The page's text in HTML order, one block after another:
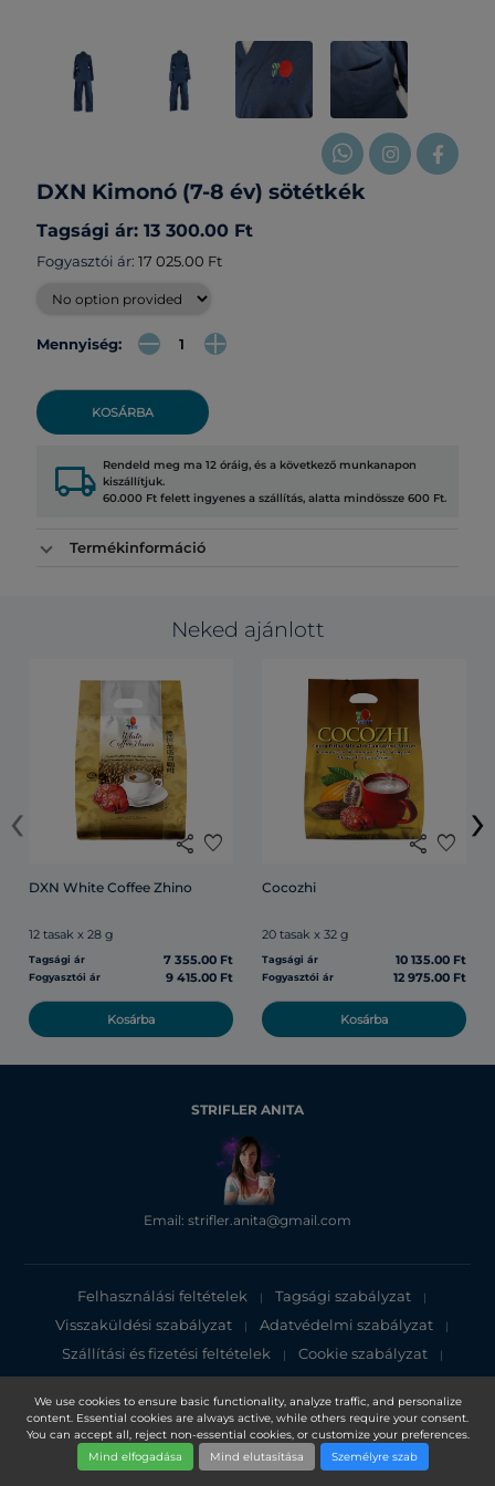
We use cookies to ensure basic functionality, analyze traffic, and personalize
content. Essential cookies are always active, while others require your consent.
You can accept all, reject non-essential cookies, or customize your preferences.
Mind elfogadása
Mind elutasítása Személyre szab
DXN Kimonó (7-8 év) sötétkék
Tagsági ár: 13 300.00 Ft
Fogyasztói ár: 17 025.00 Ft
Mennyiség:
KOSÁRBA
local_shipping Rendeld meg ma 12 óráig, és a következő munkanapon
kiszállítjuk.
60.000 Ft felett ingyenes a szállítás, alatta mindössze 600 Ft.
Termékinformáció
Neked ajánlott
share favorite
DXN White Coffee Zhino
12 tasak x 28 g
Tagsági ár 7 355.00 Ft
Fogyasztói ár 9 415.00 Ft
Kosárba
share favorite
Cocozhi
20 tasak x 32 g
Tagsági ár 10 135.00 Ft
Fogyasztói ár 12 975.00 Ft
Kosárba
‹ ›
STRIFLER ANITA
Email: strifler.anita@gmail.com
Felhasználási feltételek | Tagsági szabályzat |
Visszaküldési szabályzat | Adatvédelmi szabályzat |
Szállítási és fizetési feltételek | Cookie szabályzat |
Adatvédelmi tájékoztató
Copyright 2025, DXN Holdings Bhd. 199501033918 (363120-V)